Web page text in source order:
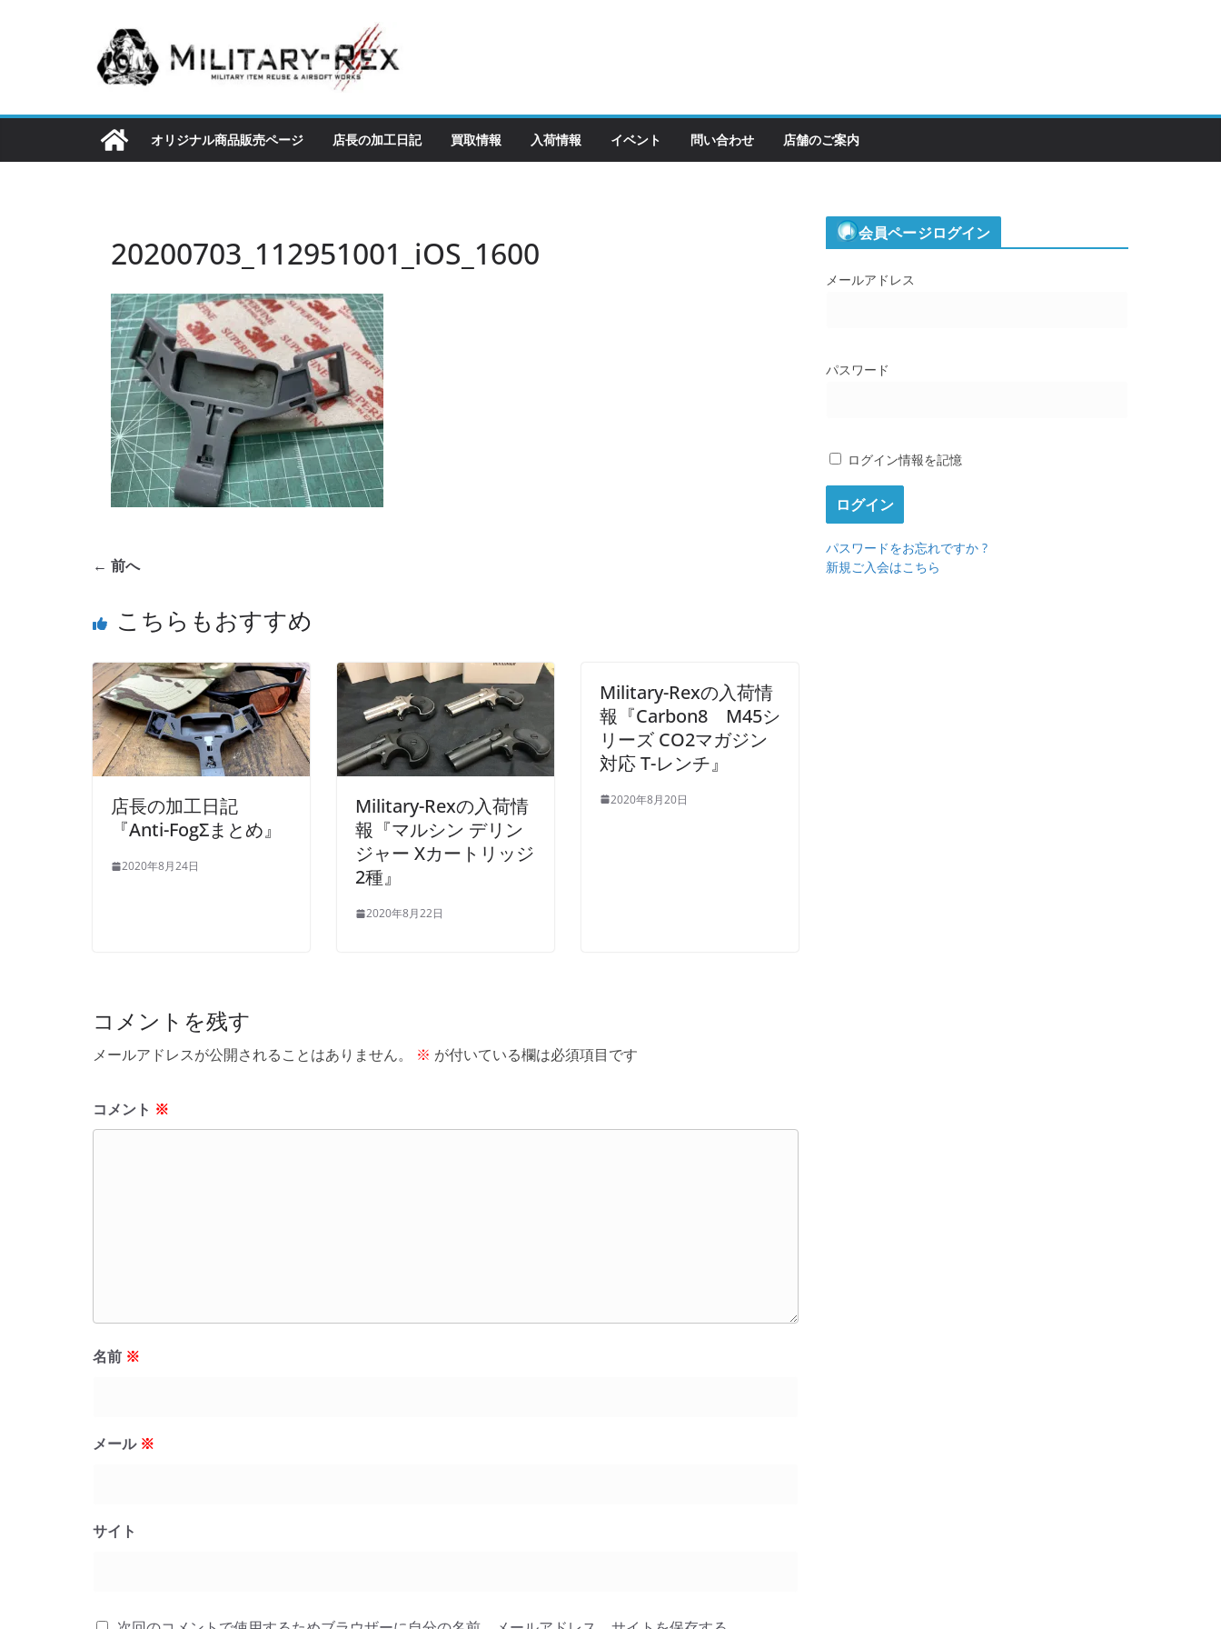
ツ
ス
オリジナル商品販売ページ 店長の加工日記 買取情報 入荷情報 イベント 問い合わせ 店舗のご案内
20200703_112951001_iOS_1600
← 前へ
こちらもおすすめ
店長の加工日記
『Anti-FogΣまとめ』
2020年8月24日
Military-Rexの入荷情
報『マルシン デリン
ジャー Xカートリッジ
2種』
2020年8月22日
Military-Rexの入荷情
報『Carbon8 M45シ
リーズ CO2マガジン
対応 T-レンチ』
2020年8月20日
コメントを残す
メールアドレスが公開されることはありません。 ※ が付いている欄は必須項目です
コメント ※
名前 ※
メール ※
サイト
会員ページログイン
メールアドレス
パスワード
ログイン情報を記憶
パスワードをお忘れですか ?
新規ご入会はこちら